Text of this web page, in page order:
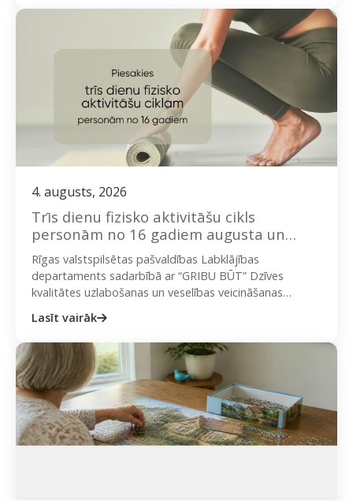
4. augusts, 2026
Trīs dienu fizisko aktivitāšu cikls
personām no 16 gadiem augusta un
septembra sestdienās
Rīgas valstspilsētas pašvaldības Labklājības
departaments sadarbībā ar “GRIBU BŪT” Dzīves
kvalitātes uzlabošanas un veselības veicināšanas
nodarbībās “Trīs dienu fizisko aktivitāšu…
Lasīt vairāk